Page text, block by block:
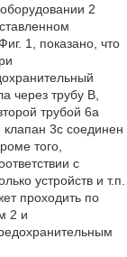
2
1, показано, что
через трубу В,
трубой 6а
3с соединен
того,
с
устройств и т.п.
проходить по
2 и